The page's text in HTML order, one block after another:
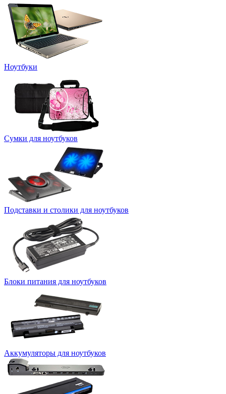
Ноутбуки
Сумки для ноутбуков
Подставки и столики для ноутбуков
Блоки питания для ноутбуков
Аккумуляторы для ноутбуков